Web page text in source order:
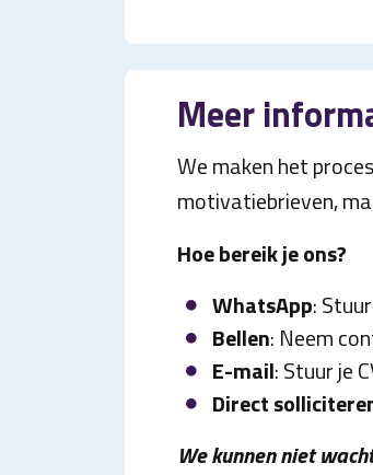
Meer
We maken het
motivatiebrieven,
Hoe bereik je ons?
WhatsApp:
Bellen: Neem
E-mail: Stuur je
Direct
We kunnen niet